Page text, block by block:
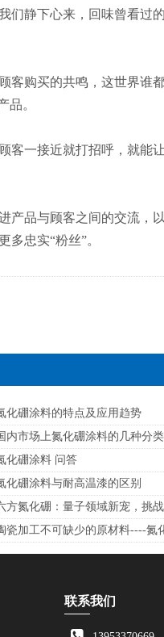
静下心来，回味曾看过
购买的共鸣，这世界谁
品。
一接近就打招呼，就能
品与顾客之间的交流，
忠实“粉丝”。
化硼涂料的特点及应用趋势
内市场上氮化硼涂料的几种分类
化硼涂料 问答
化硼涂料与耐高温漆的区别
方氮化硼：量子领域新宠，挑
瓷加工不可缺少的原材料----氮
联系我们